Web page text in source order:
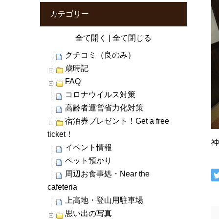
カテゴリー
全て開く 全て閉じる
クチコミ（良のみ）
歳時記
FAQ
コロナウイルス対策
高齢者運営省力化対策
宿泊券プレゼント！Get a free
ticket！
イベント情報
ペット預かり
周辺お食事処・Near the
cafeteria
上高地・登山用駐車場
思い出の写真